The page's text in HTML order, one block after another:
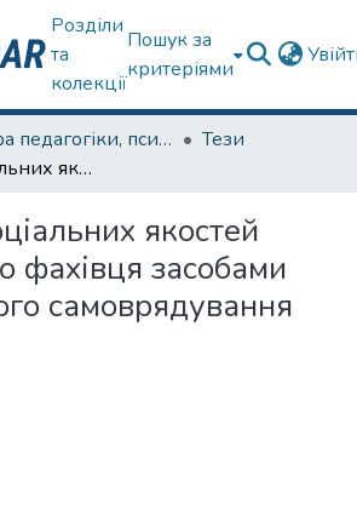
Розділи
та
колекції
Пошук за
критеріями
Кафедра педагогіки, психології, початкової освіти та освітнього менеджменту
Тези
Розвиток соціальних якостей майбутнього фахівця засобами студентського самоврядування
якостей
фахівця засобами
самоврядування